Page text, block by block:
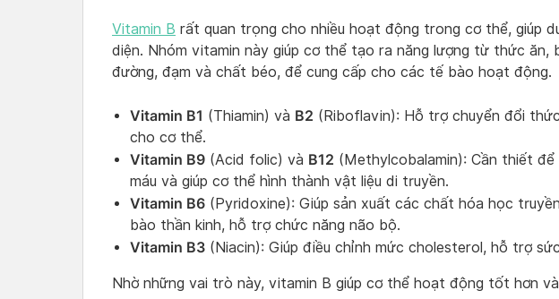
Vitamin B rất quan trọng cho nhiều hoạt động trong cơ thể, giúp
diện. Nhóm vitamin này giúp cơ thể tạo ra năng lượng từ thức ăn,
đường, đạm và chất béo, để cung cấp cho các tế bào hoạt động.
Vitamin B1 (Thiamin) và B2 (Riboflavin): Hỗ trợ chuyển đổi
cho cơ thể.
Vitamin B9 (Acid folic) và B12 (Methylcobalamin): Cần thiết
máu và giúp cơ thể hình thành vật liệu di truyền.
Vitamin B6 (Pyridoxine): Giúp sản xuất các chất hóa học
bào thần kinh, hỗ trợ chức năng não bộ.
Vitamin B3 (Niacin): Giúp điều chỉnh mức cholesterol, hỗ trợ
Nhờ những vai trò này, vitamin B giúp cơ thể hoạt động tốt hơn